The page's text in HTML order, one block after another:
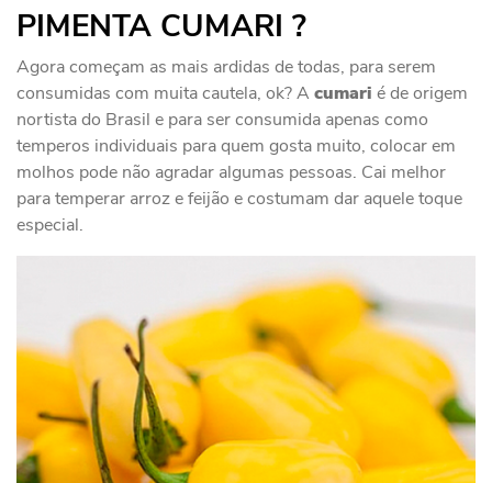
PIMENTA CUMARI ?
Agora começam as mais ardidas de todas, para serem
consumidas com muita cautela, ok? A cumari é de origem
nortista do Brasil e para ser consumida apenas como
temperos individuais para quem gosta muito, colocar em
molhos pode não agradar algumas pessoas. Cai melhor
para temperar arroz e feijão e costumam dar aquele toque
especial.